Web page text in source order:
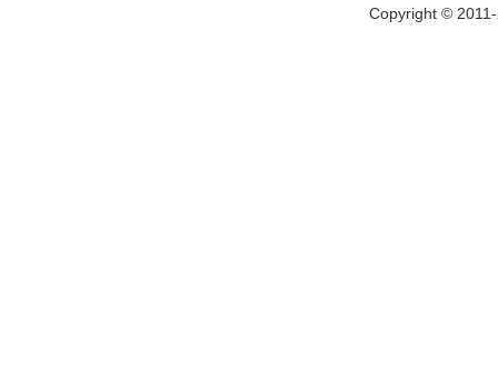
Copyright ©